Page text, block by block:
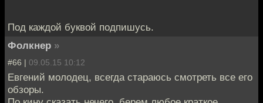
Под каждой буквой подпишусь.
Фолкнер »
#66 | 09.05.15 10:12
Евгений молодец, всегда стараюсь смотреть все его
обзоры.